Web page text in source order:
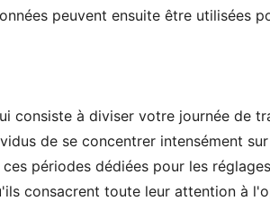
peuvent ensuite être utilisées
consiste à diviser votre journée de
de se concentrer intensément
périodes dédiées pour les
consacrent toute leur attention à